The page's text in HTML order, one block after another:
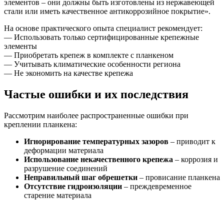
элементов – они должны быть изготовлены из нержавеющей
стали или иметь качественное антикоррозийное покрытие».
На основе практического опыта специалист рекомендует:
— Использовать только сертифицированные крепежные
элементы
— Приобретать крепеж в комплекте с планкеном
— Учитывать климатические особенности региона
— Не экономить на качестве крепежа
Частые ошибки и их последствия
Рассмотрим наиболее распространенные ошибки при
креплении планкена:
Игнорирование температурных зазоров – приводит к
деформации материала
Использование некачественного крепежа – коррозия и
разрушение соединений
Неправильный шаг обрешетки – провисание планкена
Отсутствие гидроизоляции – преждевременное
старение материала